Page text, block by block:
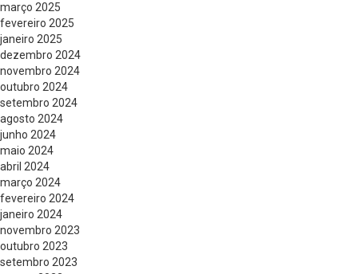
março 2025
fevereiro 2025
janeiro 2025
dezembro 2024
novembro 2024
outubro 2024
setembro 2024
agosto 2024
junho 2024
maio 2024
abril 2024
março 2024
fevereiro 2024
janeiro 2024
novembro 2023
outubro 2023
setembro 2023